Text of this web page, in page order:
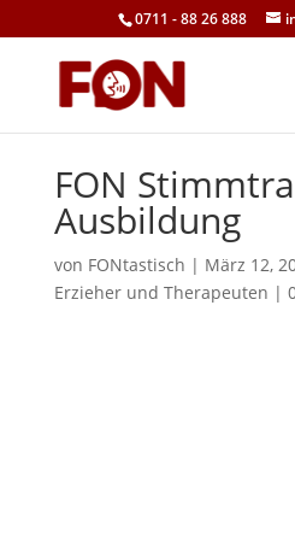
0711 - 88 26 888
FON
Ausbildung
von FONtastisch | März 12,
Erzieher und Therapeuten |